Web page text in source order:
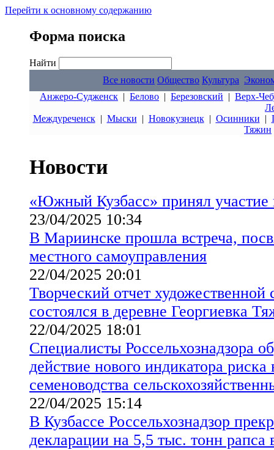
Перейти к основному содержанию
Форма поиска
Найти
Все новости Общество Культура
Анжеро-Судженск | Белово | Березовский | Верх-
Междуреченск| Мыски | Новокузнецк| Осинники |
Тяжин
Новости
«Южный Кузбасс» принял участие
23/04/2025 10:34
В Мариинске прошла встреча,
местного самоуправления
22/04/2025 20:01
Творческий отчет художественной
состоялся в деревне Георгиевка
22/04/2025 18:01
Специалисты Россельхознадзора
действие нового индикатора риска
семеноводства
22/04/2025 15:14
В Кузбассе Россельхознадзор
декларации на 5,5 тыс. тонн рапса